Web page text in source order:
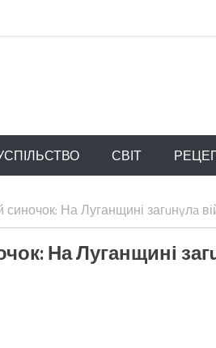
СВІТ
синочок: На Луганщині загuнyлa
На Луганщині